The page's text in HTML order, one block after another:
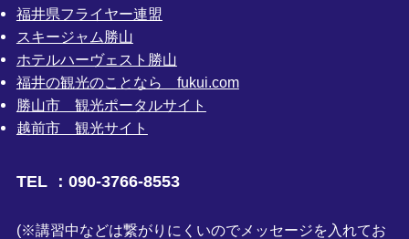
福井県フライヤー連盟
スキージャム勝山
ホテルハーヴェスト勝山
福井の観光のことなら fukui.com
勝山市 観光ポータルサイト
越前市 観光サイト
TEL ：090-3766-8553
(※講習中などは繋がりにくいのでメッセージを入れてお